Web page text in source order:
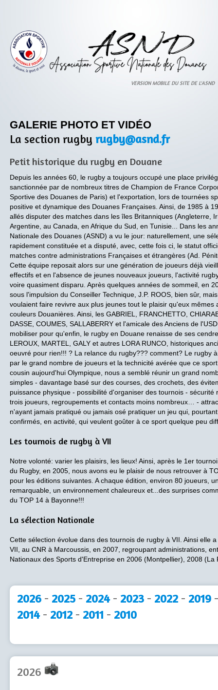
GALERIE PHOTO ET VIDÉO
La section rugby rugby@asnd.fr
Petit historique du rugby en Douane
Depuis les années 60, le rugby a toujours occupé une place
sanctionnée par de nombreux titres de Champion de France
Sportive des Douanes de Paris) et l'exportation, lors de tournées
positive et dynamique des Douanes Françaises. Ainsi, de 1985 à
allés disputer des matches dans les îles Britanniques (Angleterre,
Argentine, au Canada, en Afrique du Sud, en Tunisie... Dans les
Nationale des Douanes (ASND) a vu le jour: naturellement, une
rapidement constituée et a disputé, avec, cette fois ci, le statut
matches contre administrations Françaises et étrangères (Ad.
Cette équipe reposait alors sur une génération de joueurs déjà
effectifs et en l'absence de jeunes nouveaux joueurs, l'activité
voire quasiment disparu. Après quelques années de sommeil, en
sous l'impulsion du Conseiller Technique, J.P. ROOS, bien sûr,
voulaient faire revivre aux plus jeunes tout le plaisir qu'eux
couleurs Douanières. Ainsi, les GABRIEL, FRANCHETTO,
DASSE, COUMES, SALLABERRY et l'amicale des Anciens de
mobiliser pour qu'enfin, le rugby en Douane renaisse de ses
LEROUX, MARTEL, GALY et autres LORA RUNCO, historiques
oeuvré pour rien!!! ? La relance du rugby??? comment? Le rugby
par le grand nombre de joueurs et la technicité avérée que ce
cousin aujourd'hui Olympique, nous a semblé réunir un grand
simples - davantage basé sur des courses, des crochets, des
puissance physique - possibilité d'organiser des tournois -
trois joueurs, regroupements et contacts moins nombreux… -
n'ayant jamais pratiqué ou jamais osé pratiquer un jeu qui,
confirmés, en activité, qui veulent goûter à ce sport quelque peu
Les tournois de rugby à VII
Notre volonté: varier les plaisirs, les lieux! Ainsi, après le 1er
du Rugby, en 2005, nous avons eu le plaisir de nous retrouver à
pour les éditions suivantes. A chaque édition, environ 80 joueurs,
remarquable, un environnement chaleureux et...des surprises
du TOP 14 à Bayonne!!!
La sélection Nationale
Cette sélection évolue dans des tournois de rugby à VII. Ainsi elle
VII, au CNR à Marcoussis, en 2007, regroupant administrations,
Nationaux des Sports d'Entreprise en 2006 (Montpellier), 2008 (La
2026 - 2025 - 2024- 2023 - 2022 - 2019
2014- 2012 - 2011 - 2010
2026